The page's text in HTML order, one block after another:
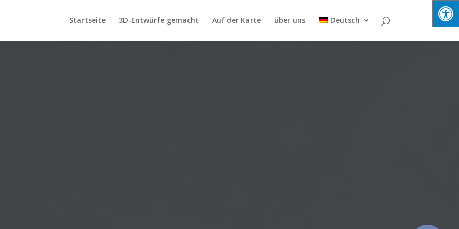
Startseite 3D-Entwürfe gemacht Auf der Karte über uns Deutsch